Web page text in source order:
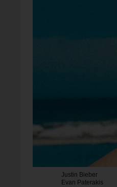
Justin Bieber
Evan Paterakis